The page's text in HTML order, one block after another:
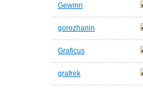
Gewinn
gorozhanin
Graficus
grafrek